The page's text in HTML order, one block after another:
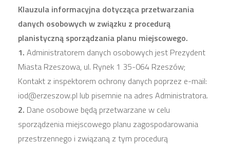
Klauzula informacyjna dotycząca przetwarzania
danych osobowych w związku z procedurą
planistyczną sporządzania planu miejscowego.
1. Administratorem danych osobowych jest Prezydent
Miasta Rzeszowa, ul. Rynek 1 35-064 Rzeszów;
Kontakt z inspektorem ochrony danych poprzez e-mail:
iod@erzeszow.pl lub pisemnie na adres Administratora.
2. Dane osobowe będą przetwarzane w celu
sporządzenia miejscowego planu zagospodarowania
przestrzennego i związaną z tym procedurą